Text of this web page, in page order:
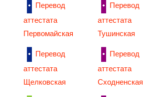
Перевод
аттестата
Первомайская
Перевод
аттестата
Тушинская
Перевод
аттестата
Щелковская
Перевод
аттестата
Сходненская